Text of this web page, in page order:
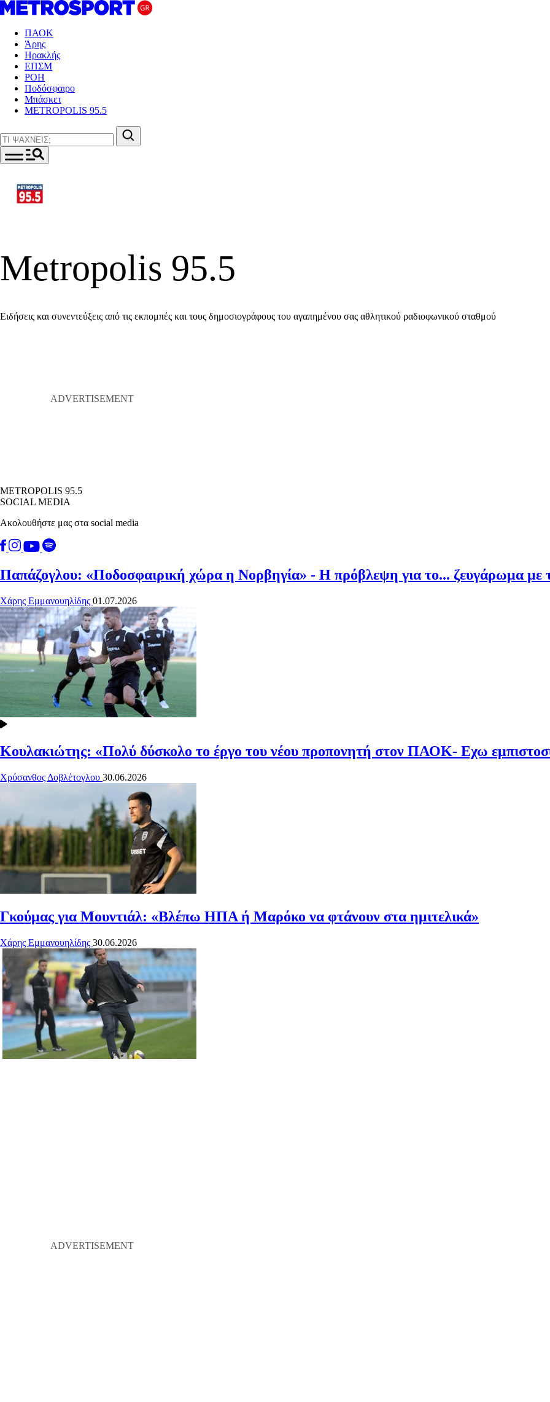
ΠΑΟΚ
Άρης
Ηρακλής
ΕΠΣΜ
ΡΟΗ
Ποδόσφαιρο
Μπάσκετ
METROPOLIS 95.5
Metropolis 95.5
Ειδήσεις και συνεντεύξεις από τις εκπομπές και τους δημοσιογράφους του αγαπημένου σας αθλητικού ραδιοφωνικού σταθμού
METROPOLIS 95.5
SOCIAL MEDIA
Ακολουθήστε μας στα social media
Παπάζογλου: «Ποδοσφαιρική χώρα η Νορβηγία» - Η πρόβλεψη για το... ζευγάρωμα με
Χάρης Εμμανουηλίδης 01.07.2026
Κουλακιώτης: «Πολύ δύσκολο το έργο του νέου προπονητή στον ΠΑΟΚ- Εχω
Χρύσανθος Δοβλέτογλου 30.06.2026
Γκούμας για Μουντιάλ: «Βλέπω ΗΠΑ ή Μαρόκο να φτάνουν στα ημιτελικά»
Χάρης Εμμανουηλίδης 30.06.2026